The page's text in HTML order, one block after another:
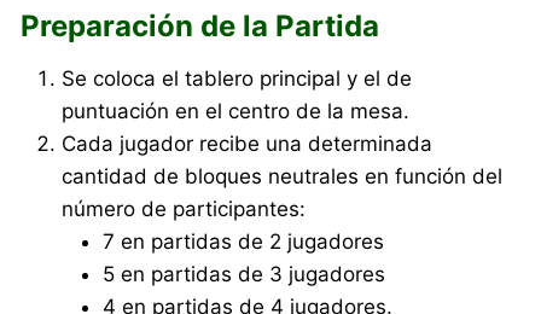
Preparación de la Partida
Se coloca el tablero principal y el de
puntuación en el centro de la mesa.
Cada jugador recibe una determinada
cantidad de bloques neutrales en función del
número de participantes:
7 en partidas de 2 jugadores
5 en partidas de 3 jugadores
4 en partidas de 4 jugadores.